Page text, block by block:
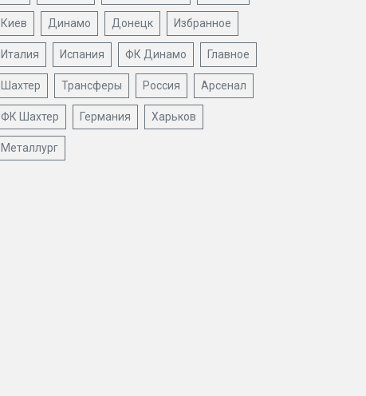
Киев Динамо Донецк Избранное
Италия Испания ФК Динамо Главное
Шахтер Трансферы Россия Арсенал
ФК Шахтер Германия Харьков
Металлург